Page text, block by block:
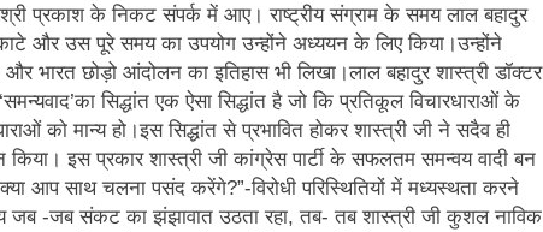
प्रकाश के निकट संपर्क में आए। राष्ट्रीय संग्राम के समय लाल बहादुर
और उस पूरे समय का उपयोग उन्होंने अध्ययन के लिए किया।उन्होंने
भारत छोड़ो आंदोलन का इतिहास भी लिखा।लाल बहादुर शास्त्री डॉक्टर
सिद्धांत एक ऐसा सिद्धांत है जो कि प्रतिकूल विचारधाराओं के
को मान्य हो।इस सिद्धांत से प्रभावित होकर शास्त्री जी ने सदैव ही
इस प्रकार शास्त्री जी कांग्रेस पार्टी के सफलतम समन्वय वादी बन
आप साथ चलना पसंद करेंगे?”-विरोधी परिस्थितियों में मध्यस्थता करने
जब -जब संकट का झंझावात उठता रहा, तब- तब शास्त्री जी कुशल नाविक